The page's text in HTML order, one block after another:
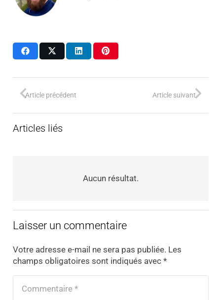
Article précédent Article suivant
Articles liés
Aucun résultat.
Laisser un commentaire
Votre adresse e-mail ne sera pas publiée. Les
champs obligatoires sont indiqués avec *